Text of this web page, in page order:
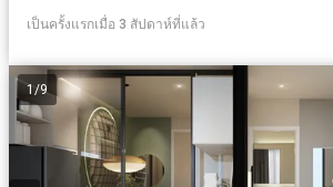
เป็นครั้งแรกเมื่อ 3 สัปดาห์ที่แล้ว
1/9